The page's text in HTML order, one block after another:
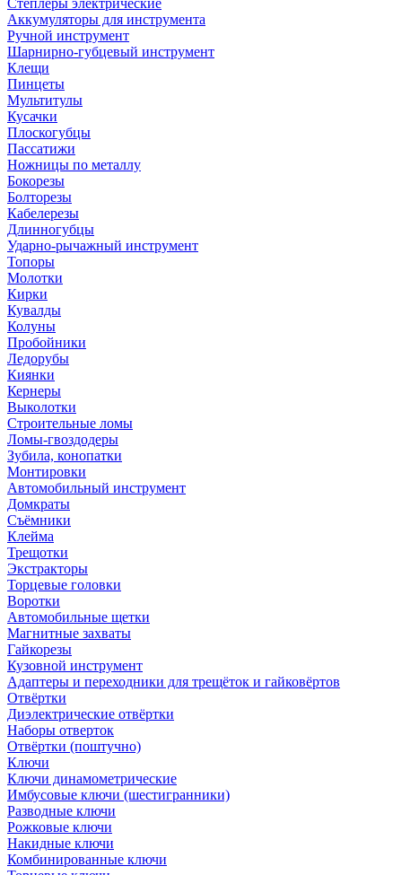
Степлеры электрические
Аккумуляторы для инструмента
Ручной инструмент
Шарнирно-губцевый инструмент
Клещи
Пинцеты
Мультитулы
Кусачки
Плоскогубцы
Пассатижи
Ножницы по металлу
Бокорезы
Болторезы
Кабелерезы
Длинногубцы
Ударно-рычажный инструмент
Топоры
Молотки
Кирки
Кувалды
Колуны
Пробойники
Ледорубы
Киянки
Кернеры
Выколотки
Строительные ломы
Ломы-гвоздодеры
Зубила, конопатки
Монтировки
Автомобильный инструмент
Домкраты
Съёмники
Клейма
Трещотки
Экстракторы
Торцевые головки
Воротки
Автомобильные щетки
Магнитные захваты
Гайкорезы
Кузовной инструмент
Адаптеры и переходники для трещёток и гайковёртов
Отвёртки
Диэлектрические отвёртки
Наборы отверток
Отвёртки (поштучно)
Ключи
Ключи динамометрические
Имбусовые ключи (шестигранники)
Разводные ключи
Рожковые ключи
Накидные ключи
Комбинированные ключи